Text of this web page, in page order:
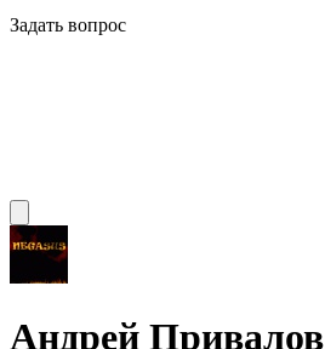
Задать вопрос
Андрей Привалов